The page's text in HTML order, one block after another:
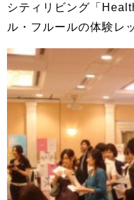
シティリビング「
ル・フルールの体験レ